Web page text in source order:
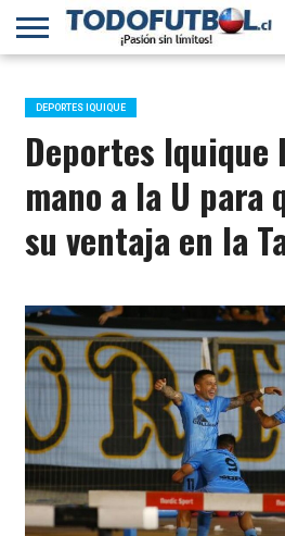
PRIMERA
B
SELECCIÓN
CHILENA
CHILENOS
EN EL
MUNDO
FÚTBOL
INTERNACIONAL
DEPORTES IQUIQUE
Deportes Iquique
mano a la U para
su ventaja en la